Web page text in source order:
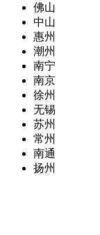
佛山
中山
惠州
潮州
南宁
南京
徐州
无锡
苏州
常州
南通
扬州